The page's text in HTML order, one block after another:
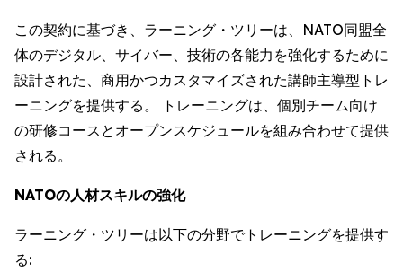
この契約に基づき、ラーニング・ツリーは、NATO同盟全
体のデジタル、サイバー、技術の各能力を強化するために
設計された、商用かつカスタマイズされた講師主導型トレ
ーニングを提供する。 トレーニングは、個別チーム向け
の研修コースとオープンスケジュールを組み合わせて提供
される。
NATOの人材スキルの強化
ラーニング・ツリーは以下の分野でトレーニングを提供す
る: